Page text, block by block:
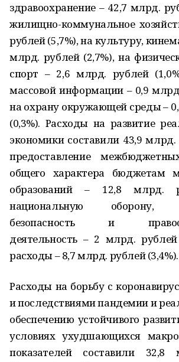
здравоохранение – 42,7 млрд.
жилищно-коммунальное
рублей (5,7%), на культуру,
млрд. рублей (2,7%), на
спорт – 2,6 млрд. рублей
массовой информации – 0,9
на охрану окружающей среды –
(0,3%). Расходы на развитие
экономики составили 43,9 млрд.
предоставление
общего характера бюджетам
образований – 12,8 млрд.
национальную оборону,
безопасность и
деятельность – 2 млрд.
расходы – 8,7 млрд. рублей (3,4%).
Расходы на борьбу с
и последствиями пандемии и
обеспечению устойчивого
условиях ухудшающихся
показателей составили 32,8